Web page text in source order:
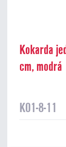
Kokarda
cm, modrá
K01-8-11